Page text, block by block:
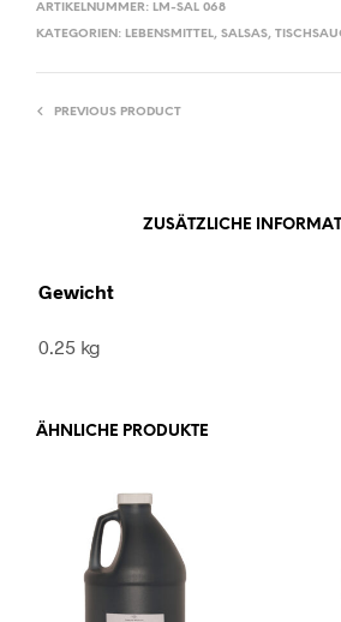
ARTIKELNUMMER: LM-SAL 068
KATEGORIEN: LEBENSMITTEL, SALSAS,
PREVIOUS PRODUCT
ZUSÄTZLICHE
Gewicht
0.25 kg
ÄHNLICHE PRODUKTE